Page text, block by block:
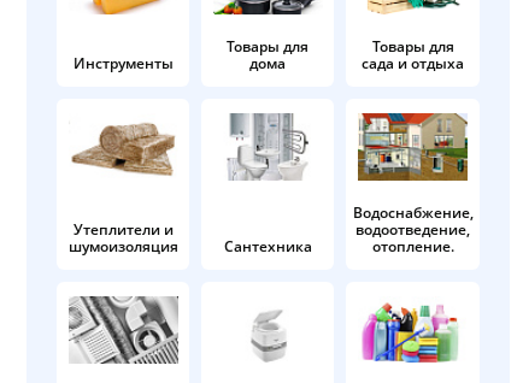
Инструменты
Товары для
дома
Товары для
сада и отдыха
Утеплители и
шумоизоляция
Сантехника
Водоснабжение,
водоотведение,
отопление.